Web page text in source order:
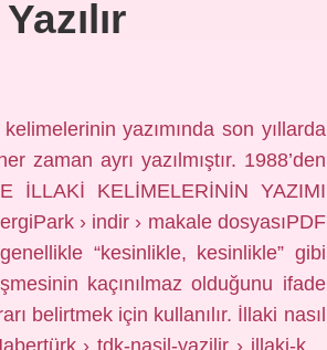
yazımında son yıllarda
zaman ayrı yazılmıştır. 1988’den
İLLAKİ KELİMELERİNİN YAZIMI
› indir › makale dosyasıPDF
“kesinlikle, kesinlikle” gibi
kaçınılmaz olduğunu ifade
belirtmek için kullanılır. İllaki nasıl
› tdk-nasil-yazilir › illaki-k…